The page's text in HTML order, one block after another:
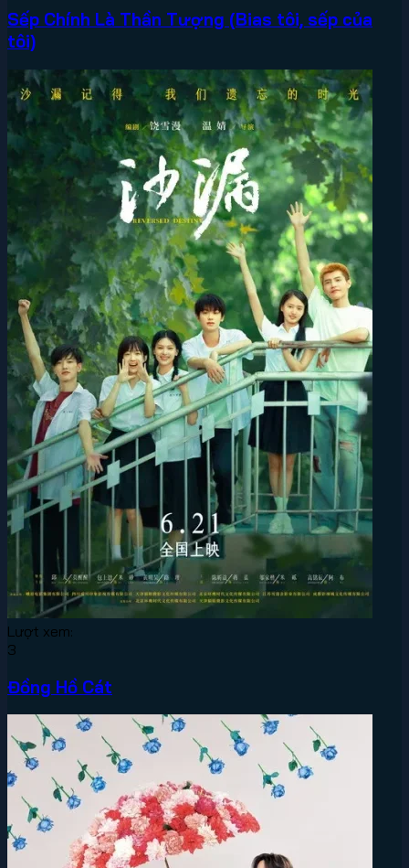
Sếp Chính Là Thần Tượng (Bias tôi, sếp của
tôi)
Lượt xem:
3
Đồng Hồ Cát